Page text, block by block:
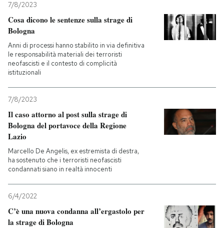
PODCAST
NEWSLETTER
I MIEI PREFERITI
SHOP
CALENDARIO
AREA PERSONALE
Entra
7/8/2023
Cosa dicono le sentenze sulla strage di
Bologna
Anni di processi hanno stabilito in via definitiva
le responsabilità materiali dei terroristi
neofascisti e il contesto di complicità
istituzionali
7/8/2023
Il caso attorno al post sulla strage di
Bologna del portavoce della Regione
Lazio
Marcello De Angelis, ex estremista di destra,
ha sostenuto che i terroristi neofascisti
condannati siano in realtà innocenti
6/4/2022
C’è una nuova condanna all’ergastolo per
la strage di Bologna